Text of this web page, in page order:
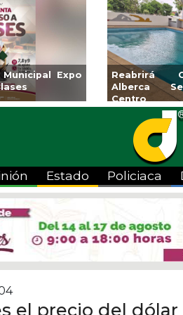
Aplicará CMAS el
Tandeo durante agosto
Estado Policiaca
el precio del